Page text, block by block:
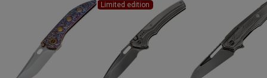
Limited edition